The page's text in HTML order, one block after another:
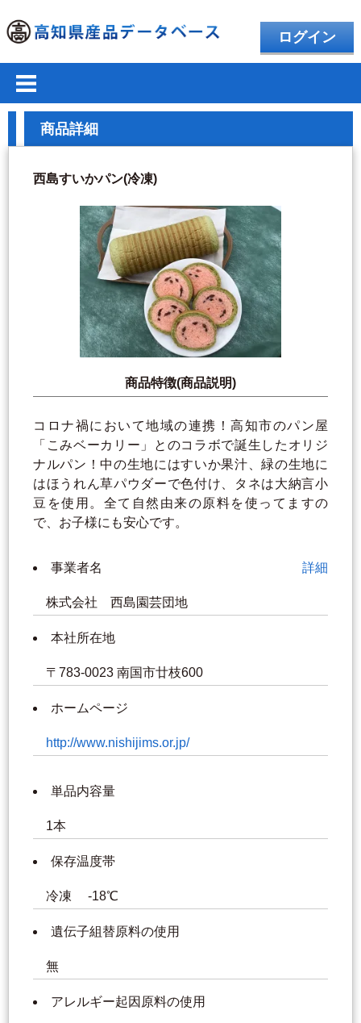
ログイン
商品詳細
西島すいかパン(冷凍)
商品特徴(商品説明)
コロナ禍において地域の連携！高知市のパン屋
「こみベーカリー」とのコラボで誕生したオリジ
ナルパン！中の生地にはすいか果汁、緑の生地に
はほうれん草パウダーで色付け、タネは大納言小
豆を使用。全て自然由来の原料を使ってますの
で、お子様にも安心です。
事業者名 詳細
株式会社 西島園芸団地
本社所在地
〒783-0023 南国市廿枝600
ホームページ
http://www.nishijims.or.jp/
単品内容量
1本
保存温度帯
冷凍 -18℃
遺伝子組替原料の使用
無
アレルギー起因原料の使用